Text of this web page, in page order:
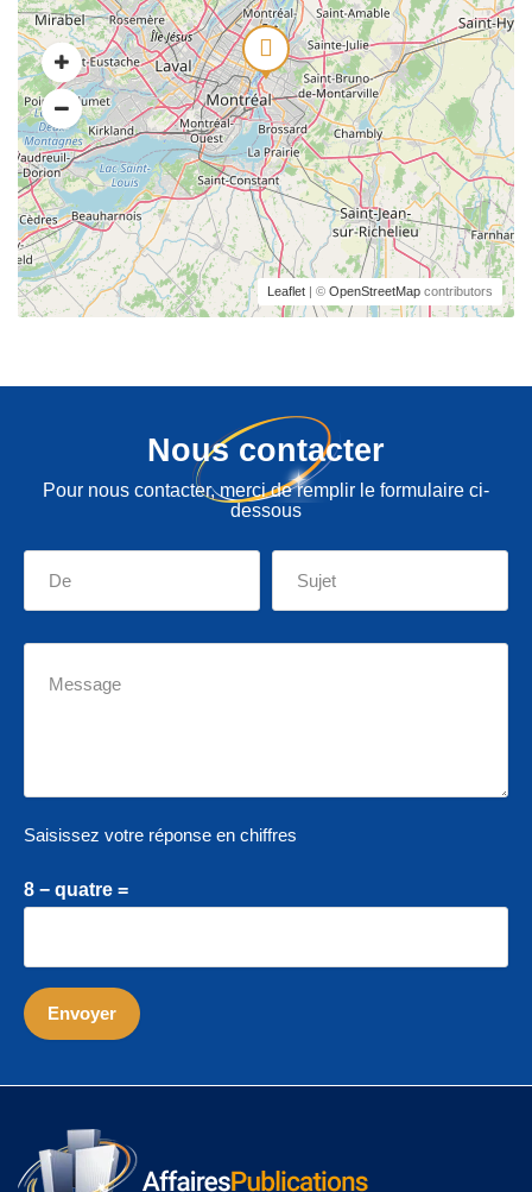
Leaflet | © OpenStreetMap contributors
Nous contacter
Pour nous contacter, merci de remplir le formulaire ci-
dessous
Saisissez votre réponse en chiffres
8 − quatre =